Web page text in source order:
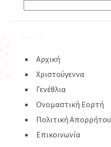
Αρχική
Χριστούγεννα
Γενέθλια
Ονομαστική Εορτή
Πολιτική Απορρήτου
Επικοινωνία